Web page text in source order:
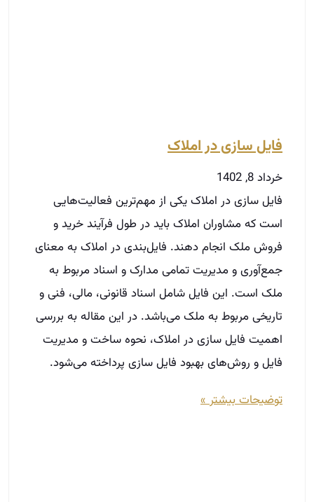
فایل سازی در املاک
خرداد 8, 1402
فایل سازی در املاک یکی از مهم‌ترین فعالیت‌هایی
است که مشاوران املاک باید در طول فرآیند خرید و
فروش ملک انجام دهند. فایل‌بندی در املاک به معنای
جمع‌آوری و مدیریت تمامی مدارک و اسناد مربوط به
ملک است. این فایل شامل اسناد قانونی، مالی، فنی و
تاریخی مربوط به ملک می‌باشد. در این مقاله به بررسی
اهمیت فایل سازی در املاک، نحوه ساخت و مدیریت
فایل و روش‌های بهبود فایل سازی پرداخته می‌شود.
توضیحات بیشتر »